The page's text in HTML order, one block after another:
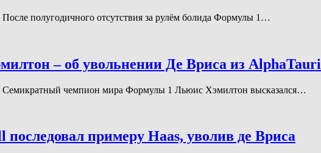
полугодичного отсутствия за рулём болида Формулы 1…
– об увольнении Де Вриса из AlphaTauri
Семикратный чемпион мира Формулы 1 Льюис Хэмилтон высказался…
примеру Haas, уволив де Вриса